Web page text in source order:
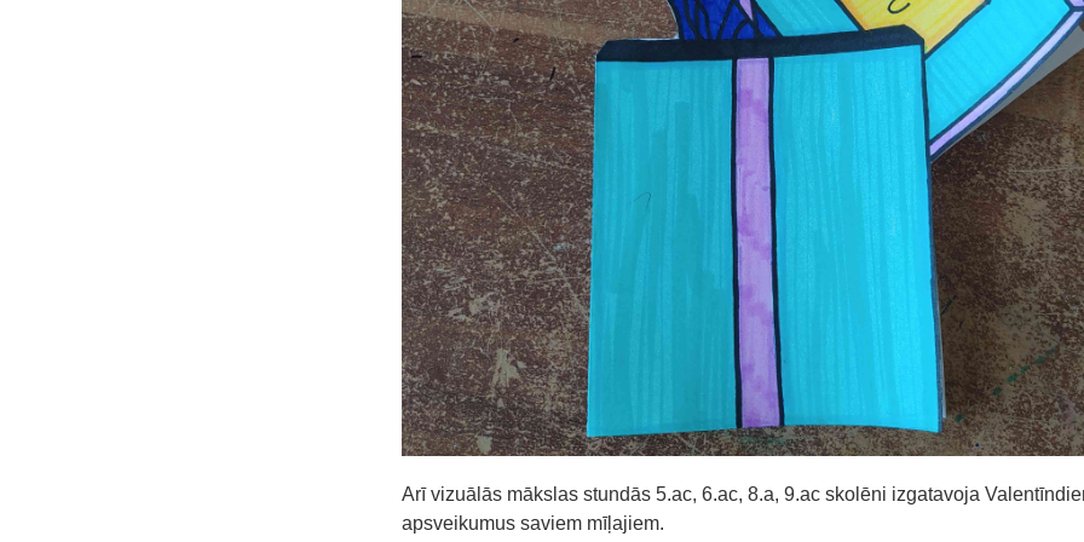
Arī vizuālās mākslas stundās 5.ac, 6.ac, 8.a, 9.ac skolēni izgatavoja
apsveikumus saviem mīļajiem.